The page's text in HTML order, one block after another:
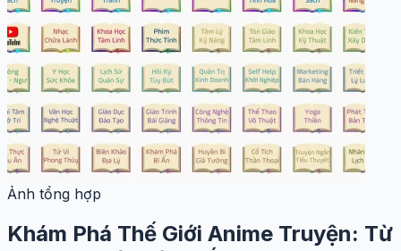
Ảnh tổng hợp
Khám Phá Thế Giới Anime Truyện: Từ